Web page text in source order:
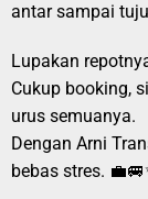
antar sampai
Lupakan
Cukup booking,
urus semuanya.
Dengan Arni
bebas stres.